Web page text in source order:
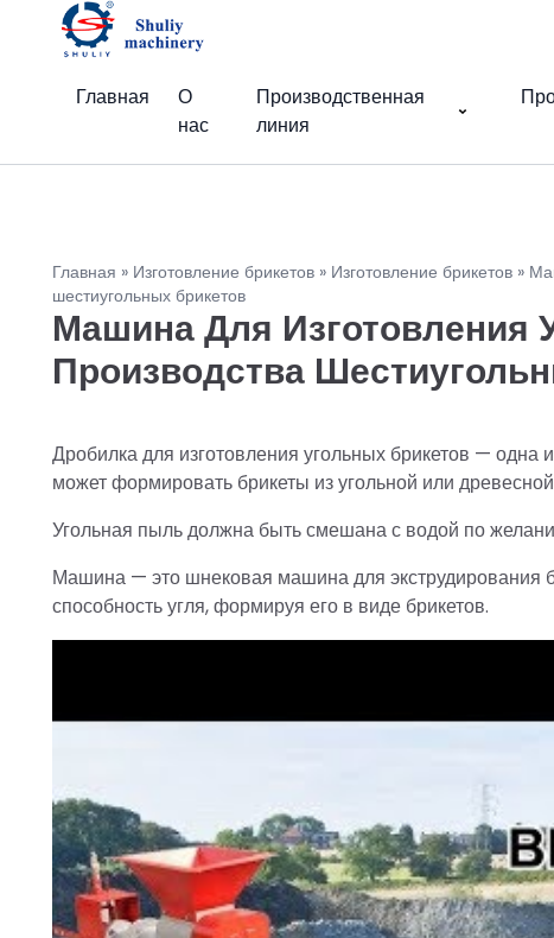
Главная
О
нас
Производственная
линия
Главная » Изготовление брикетов » Изготовление брикетов »
шестиугольных брикетов
Машина Для Изготовления
Производства
Дробилка для изготовления угольных брикетов —
может формировать брикеты из угольной или
Угольная пыль должна быть смешана с водой по
Машина — это шнековая машина для экструдирования
способность угля, формируя его в виде брикетов.